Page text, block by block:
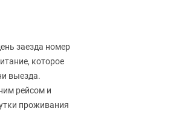
заезда номер
которое
выезда.
рейсом и
проживания